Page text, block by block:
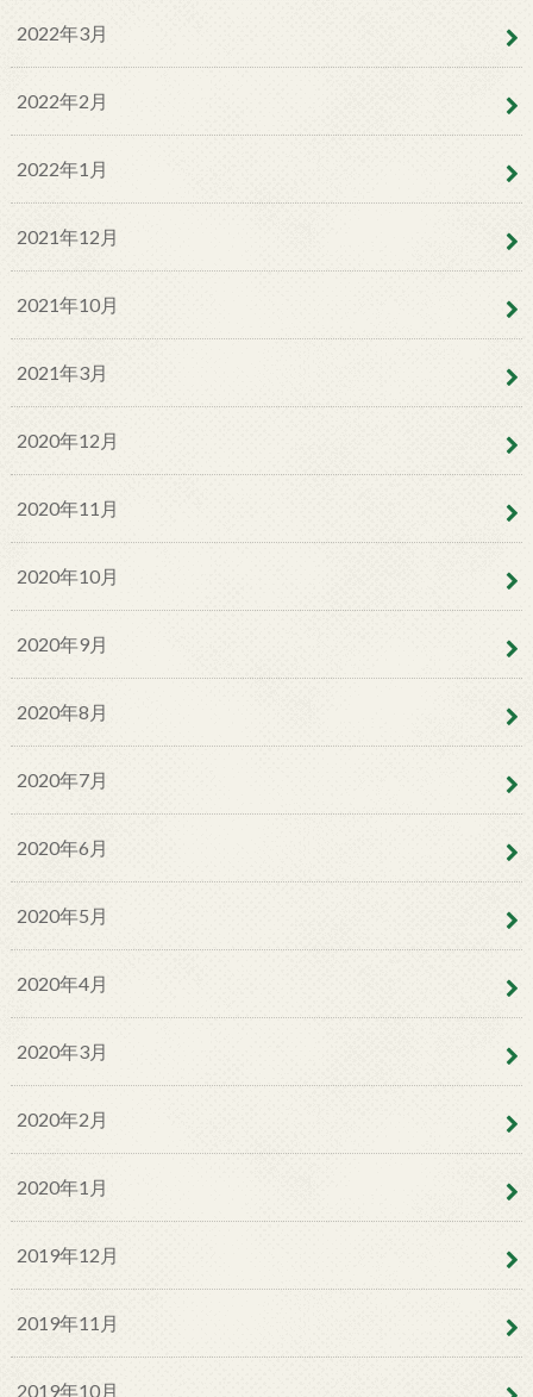
2022年3月
2022年2月
2022年1月
2021年12月
2021年10月
2021年3月
2020年12月
2020年11月
2020年10月
2020年9月
2020年8月
2020年7月
2020年6月
2020年5月
2020年4月
2020年3月
2020年2月
2020年1月
2019年12月
2019年11月
2019年10月